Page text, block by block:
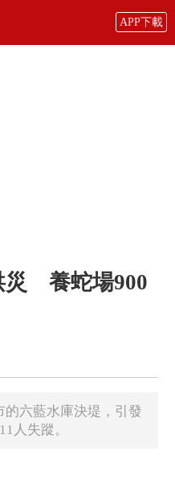
APP下載
災 養蛇場900
六藍水庫決堤，引發
人失蹤。